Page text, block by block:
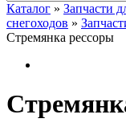
Каталог » Запчасти
снегоходов »
Стремянка рессоры